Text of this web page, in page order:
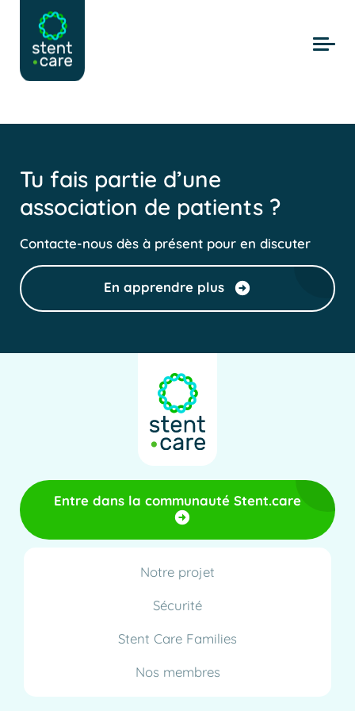
Skip to main content
Tu fais partie d’une
association de patients ?
Contacte-nous dès à présent pour en discuter
En apprendre plus
Entre dans la communauté Stent.care
Notre projet
Sécurité
Stent Care Families
Nos membres